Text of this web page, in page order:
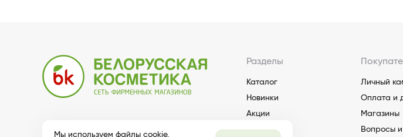
Разделы
Каталог
Новинки
Акции
Личный
Оплата и
Магазины
Вопросы и
Мы используем файлы cookie,